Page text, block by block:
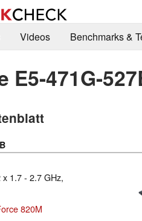
Videos Benchmarks &
E5-471G-
x 1.7 - 2.7 GHz,
820M